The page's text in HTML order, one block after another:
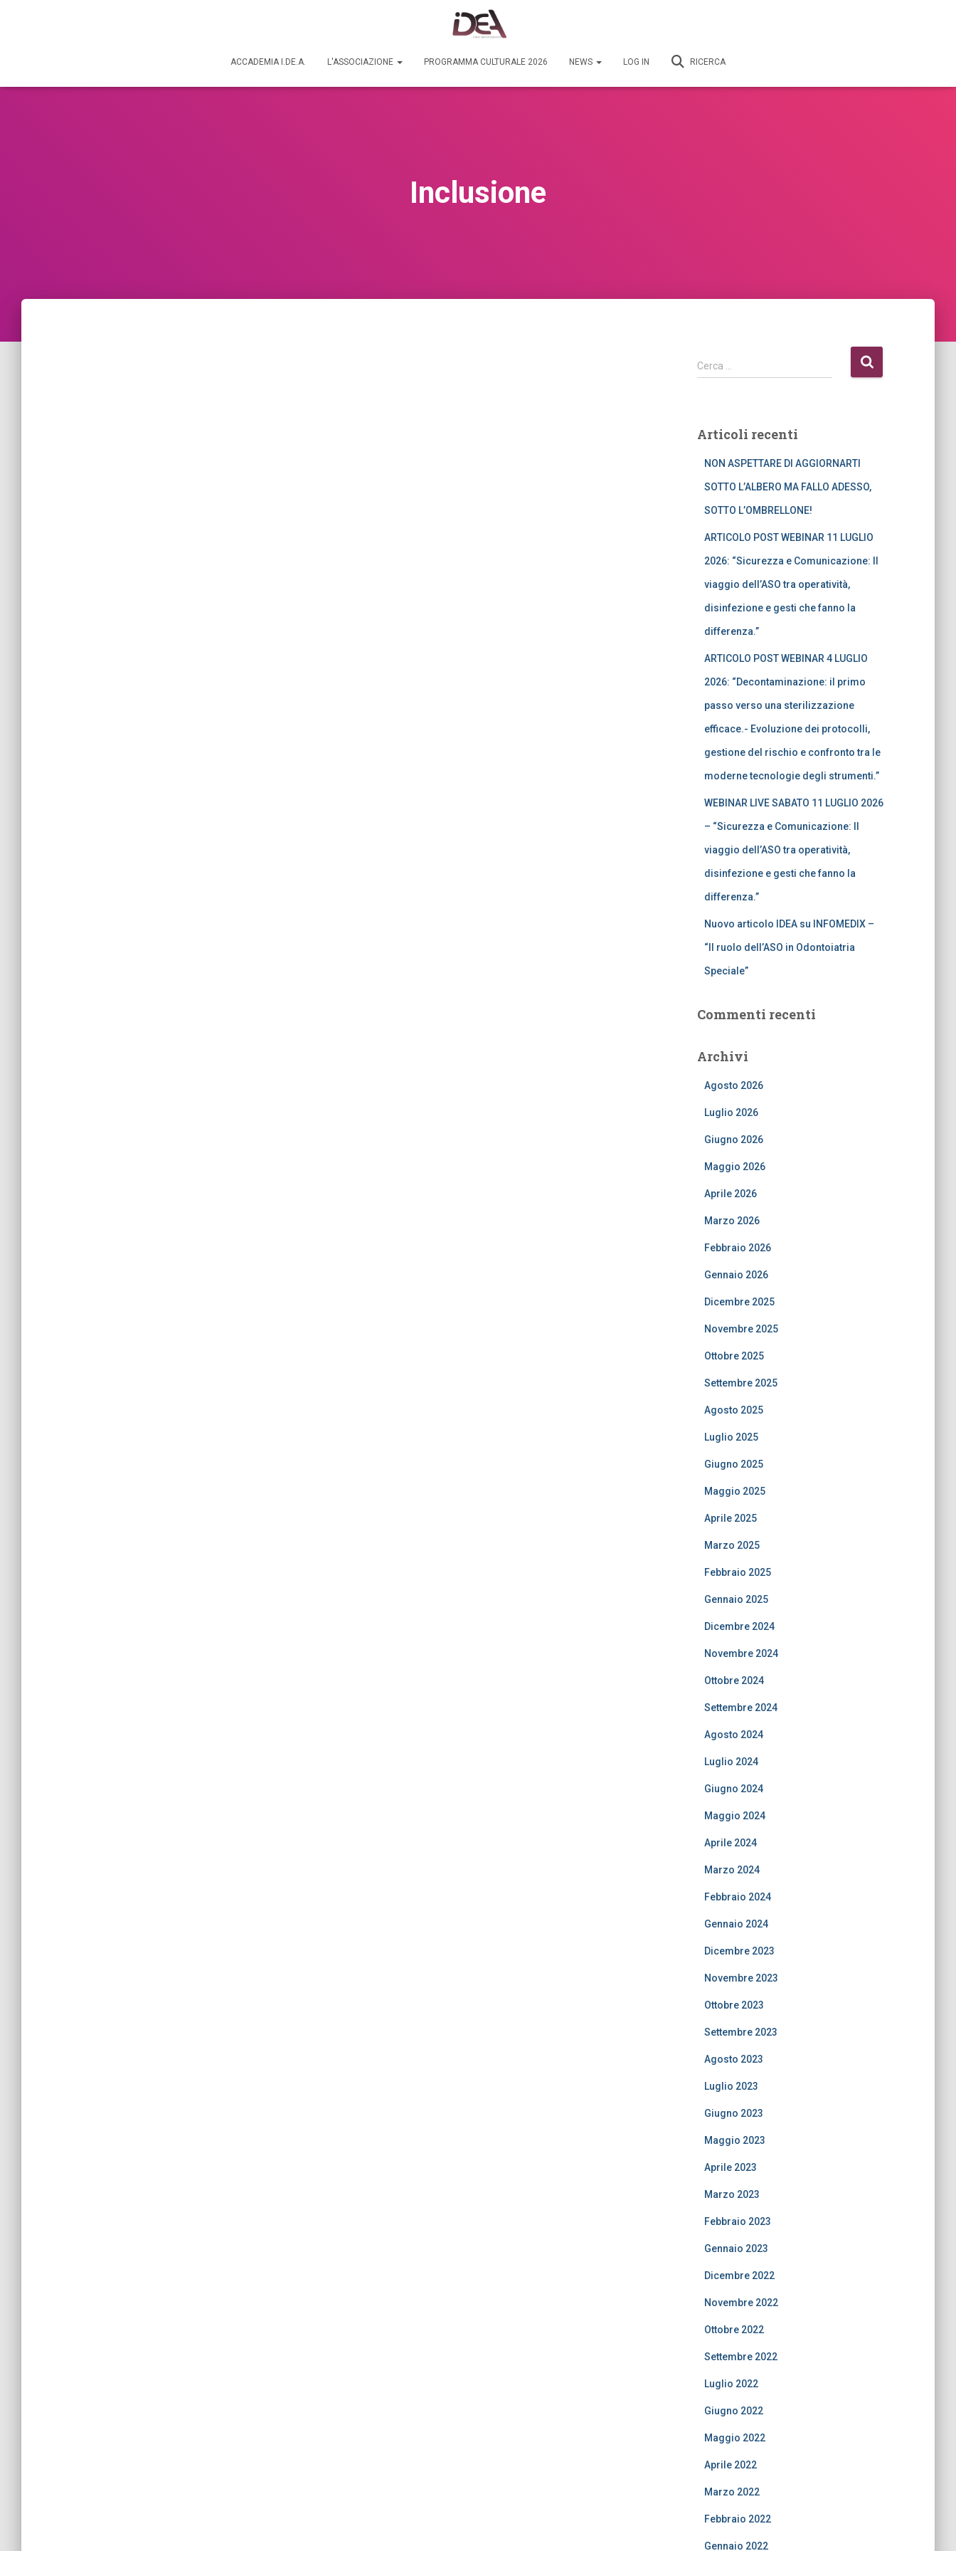
ACCADEMIA I.DE.A. L'ASSOCIAZIONE PROGRAMMA CULTURALE 2026 NEWS LOG IN RICERCA
Inclusione
R
i
c
Cerca …
Articoli recenti
NON ASPETTARE DI AGGIORNARTI
SOTTO L’ALBERO MA FALLO ADESSO,
SOTTO L’OMBRELLONE!
ARTICOLO POST WEBINAR 11 LUGLIO
2026: “Sicurezza e Comunicazione: Il
viaggio dell’ASO tra operatività,
disinfezione e gesti che fanno la
differenza.”
ARTICOLO POST WEBINAR 4 LUGLIO
2026: “Decontaminazione: il primo
passo verso una sterilizzazione
efficace.- Evoluzione dei protocolli,
gestione del rischio e confronto tra le
moderne tecnologie degli strumenti.”
WEBINAR LIVE SABATO 11 LUGLIO 2026
– “Sicurezza e Comunicazione: Il
viaggio dell’ASO tra operatività,
disinfezione e gesti che fanno la
differenza.”
Nuovo articolo IDEA su INFOMEDIX –
“Il ruolo dell’ASO in Odontoiatria
Speciale”
Commenti recenti
Archivi
Agosto 2026
Luglio 2026
Giugno 2026
Maggio 2026
Aprile 2026
Marzo 2026
Febbraio 2026
Gennaio 2026
Dicembre 2025
Novembre 2025
Ottobre 2025
Settembre 2025
Agosto 2025
Luglio 2025
Giugno 2025
Maggio 2025
Aprile 2025
Marzo 2025
Febbraio 2025
Gennaio 2025
Dicembre 2024
Novembre 2024
Ottobre 2024
Settembre 2024
Agosto 2024
Luglio 2024
Giugno 2024
Maggio 2024
Aprile 2024
Marzo 2024
Febbraio 2024
Gennaio 2024
Dicembre 2023
Novembre 2023
Ottobre 2023
Settembre 2023
Agosto 2023
Luglio 2023
Giugno 2023
Maggio 2023
Aprile 2023
Marzo 2023
Febbraio 2023
Gennaio 2023
Dicembre 2022
Novembre 2022
Ottobre 2022
Settembre 2022
Luglio 2022
Giugno 2022
Maggio 2022
Aprile 2022
Marzo 2022
Febbraio 2022
Gennaio 2022